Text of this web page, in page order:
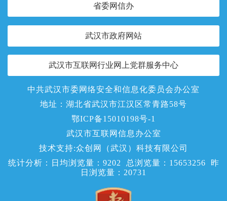
省委网信办
武汉市政府网站
武汉市互联网行业网上党群服务中心
中共武汉市委网络安全和信息化委员会办公室
地址：湖北省武汉市江汉区常青路58号
鄂ICP备15010198号-1
武汉市互联网信息办公室
技术支持:众创网（武汉）科技有限公司
统计分析：日均浏览量： 9202 总浏览量： 15653256 昨
日浏览量： 20731